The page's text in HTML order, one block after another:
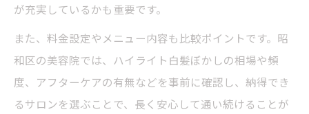
が充実しているかも重要です。
また、料金設定やメニュー内容も比較ポイントです。昭
和区の美容院では、ハイライト白髪ぼかしの相場や頻
度、アフターケアの有無などを事前に確認し、納得でき
るサロンを選ぶことで、長く安心して通い続けることが